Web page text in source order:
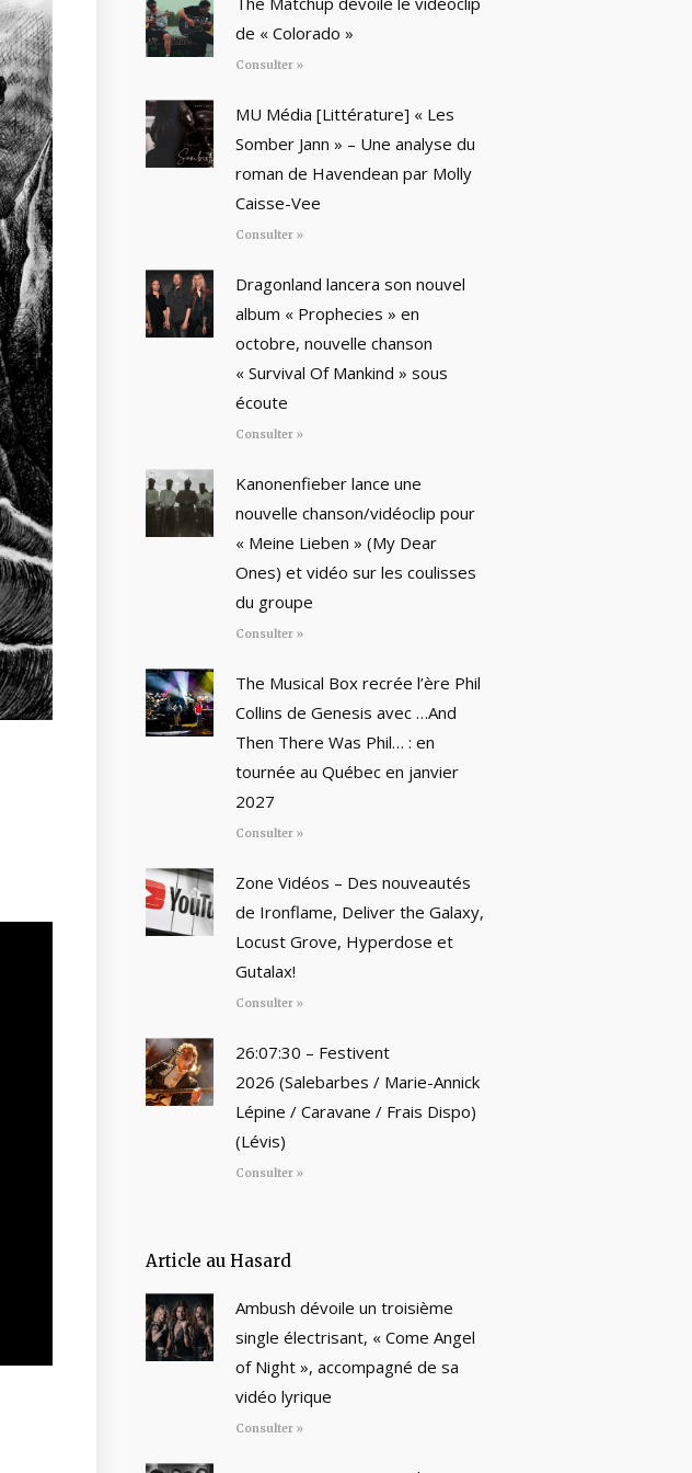
de « Colorado »
Consulter »
MU Média [Littérature] « Les
Somber Jann » – Une analyse du
roman de Havendean par Molly
Caisse-Vee
Consulter »
Dragonland lancera son nouvel
album « Prophecies » en
octobre, nouvelle chanson
« Survival Of Mankind » sous
écoute
Consulter »
Kanonenfieber lance une
nouvelle chanson/vidéoclip pour
« Meine Lieben » (My Dear
Ones) et vidéo sur les coulisses
du groupe
Consulter »
The Musical Box recrée l’ère Phil
Collins de Genesis avec …And
Then There Was Phil… : en
tournée au Québec en janvier
2027
Consulter »
Zone Vidéos – Des nouveautés
de Ironflame, Deliver the Galaxy,
Locust Grove, Hyperdose et
Gutalax!
Consulter »
26:07:30 – Festivent
2026 (Salebarbes / Marie-Annick
Lépine / Caravane / Frais Dispo)
(Lévis)
Consulter »
Article au Hasard
Ambush dévoile un troisième
single électrisant, « Come Angel
of Night », accompagné de sa
vidéo lyrique
Consulter »